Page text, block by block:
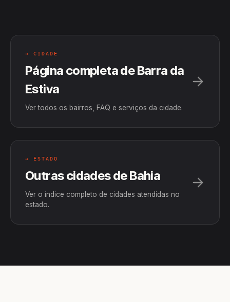
→ CIDADE
Página completa de Barra da
Estiva
Ver todos os bairros, FAQ e serviços da cidade.
→ ESTADO
Outras cidades de Bahia
Ver o índice completo de cidades atendidas no
estado.